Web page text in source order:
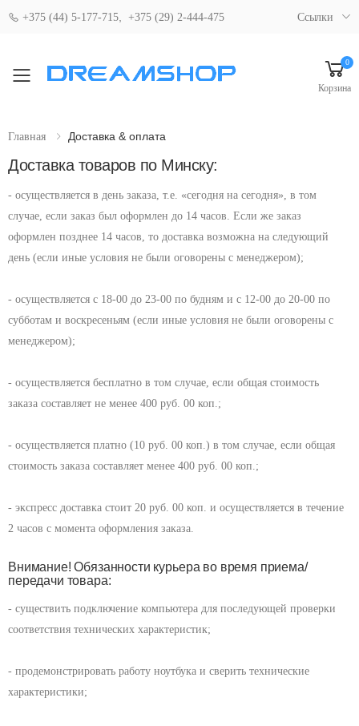
+375 (44) 5-177-715 +375 (29) 2-444-475 Ссылки
Свернуть мобильное меню
0
Корзина
Главная Доставка & оплата
Доставка товаров по Минску:
- осуществляется в день заказа, т.е. «сегодня на сегодня», в том
случае, если заказ был оформлен до 14 часов. Если же заказ
оформлен позднее 14 часов, то доставка возможна на следующий
день (если иные условия не были оговорены с менеджером);
- осуществляется с 18-00 до 23-00 по будням и с 12-00 до 20-00 по
субботам и воскресеньям (если иные условия не были оговорены с
менеджером);
- осуществляется бесплатно в том случае, если общая стоимость
заказа составляет не менее 400 руб. 00 коп.;
- осуществляется платно (10 руб. 00 коп.) в том случае, если общая
стоимость заказа составляет менее 400 руб. 00 коп.;
- экспресс доставка стоит 20 руб. 00 коп. и осуществляется в течение
2 часов с момента оформления заказа.
Внимание! Обязанности курьера во время приема/
передачи товара:
- существить подключение компьютера для последующей проверки
соответствия технических характеристик;
- продемонстрировать работу ноутбука и сверить технические
характеристики;